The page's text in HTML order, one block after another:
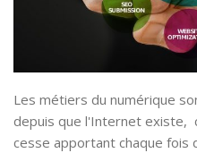
Les métiers du numérique
depuis que l'Internet existe,
cesse apportant chaque fois